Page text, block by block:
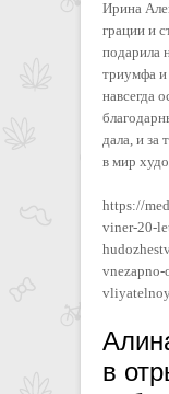
Ирина
грации и
подарила
триумфа и
навсегда
дала, и за
в мир
https://
viner-20-
в